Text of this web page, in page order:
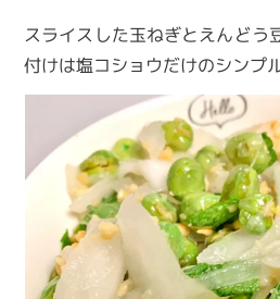
スライスした玉ねぎとえんどう
付けは塩コショウだけのシンプ